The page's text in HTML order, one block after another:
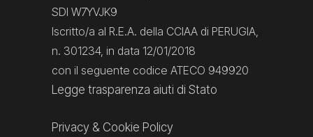
SDI W7YVJK9
Iscritto/a al R.E.A. della CCIAA di PERUGIA,
n. 301234, in data 12/01/2018
con il seguente codice ATECO 949920
Legge trasparenza aiuti di Stato
Privacy & Cookie Policy